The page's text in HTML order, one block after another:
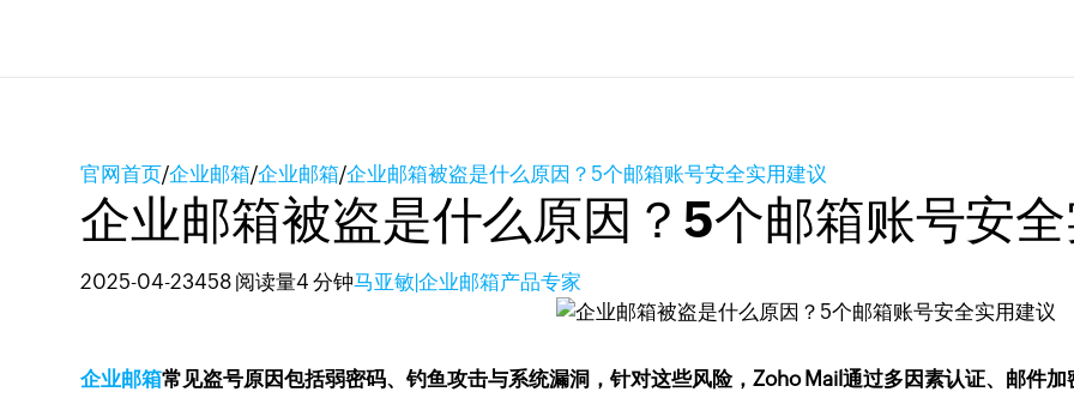
官网首页/企业邮箱/企业邮箱/企业邮箱被盗是什么原因？5个邮箱账号安全实用建议
企业邮箱被盗是什么原因？5个邮箱账号安
2025-04-23458 阅读量4 分钟马亚敏|企业邮箱产品专家
企业邮箱常见盗号原因包括弱密码、钓鱼攻击与系统漏洞，针对这些风险，Zoho Mail通过多因素认证、邮件